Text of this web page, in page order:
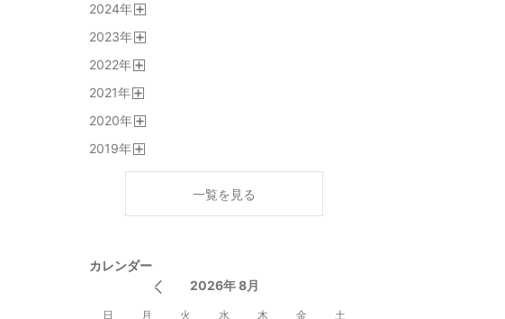
2024年
2023年
2022年
2021年
2020年
2019年
一覧を見る
カレンダー
2026年 8月
日 月 火 水 木 金 土